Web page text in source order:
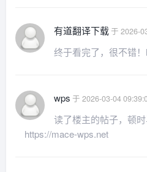
有道翻译下载于 2026-
终于看完了，很不错
wps 于 2026-03-04
读了楼主的帖子，顿时
https://mace-wps.net